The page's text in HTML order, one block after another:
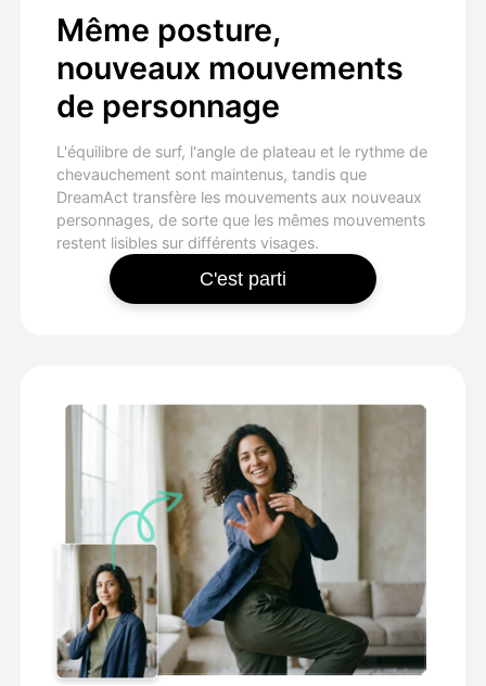
Même posture,
nouveaux mouvements
de personnage
L'équilibre de surf, l'angle de plateau et le rythme de
chevauchement sont maintenus, tandis que
DreamAct transfère les mouvements aux nouveaux
personnages, de sorte que les mêmes mouvements
restent lisibles sur différents visages.
C'est parti